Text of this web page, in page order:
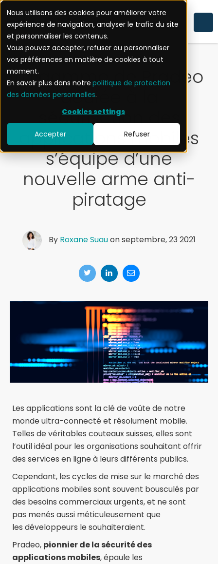
Nous utilisons des cookies pour améliorer votre
expérience de navigation, analyser le trafic du site
et personnaliser les contenus.
Vous pouvez accepter, refuser ou personnaliser
vos préférences en matière de cookies à tout
moment.
En savoir plus dans notre politique de protection
des données personnelles.
Cookies settings
Accepter Refuser
SÉCURITÉ MOBILE
La gamme de Pradeo
dédiée à la
sécurisation des
applications mobiles
s’équipe d’une
nouvelle arme anti-
piratage
By Roxane Suauon septembre, 23 2021
Les applications sont la clé de voûte de notre
monde ultra-connecté et résolument mobile.
Telles de véritables couteaux suisses, elles sont
l’outil idéal pour les organisations souhaitant offrir
des services en ligne à leurs différents publics.
Cependant, les cycles de mise sur le marché des
applications mobiles sont souvent bousculés par
des besoins commerciaux urgents, et ne sont
pas menés aussi méticuleusement que
les développeurs le souhaiteraient.
Pradeo, pionnier de la sécurité des
applications mobiles,épaule les